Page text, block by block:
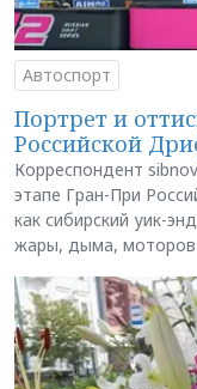
Автоспорт
Портрет и
Российской
Корреспондент
этапе Гран-При
как сибирский уик-
жары, дыма, моторов